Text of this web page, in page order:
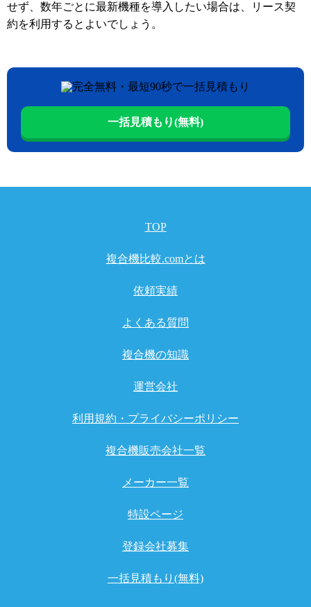
せず、数年ごとに最新機種を導入したい場合は、リース契
約を利用するとよいでしょう。
一括見積もり(無料)
TOP
複合機比較.comとは
依頼実績
よくある質問
複合機の知識
運営会社
利用規約・プライバシーポリシー
複合機販売会社一覧
メーカー一覧
特設ページ
登録会社募集
一括見積もり(無料)